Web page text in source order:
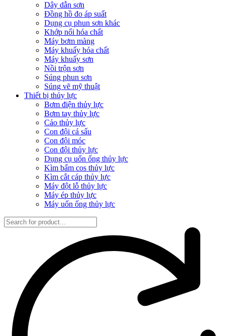
Dây dẫn sơn
Đồng hồ đo áp suất
Dụng cụ phun sơn khác
Khớp nối hóa chất
Máy bơm màng
Máy khuấy hóa chất
Máy khuấy sơn
Nồi trộn sơn
Súng phun sơn
Súng vẽ mỹ thuật
Thiết bị thủy lực
Bơm điện thủy lực
Bơm tay thủy lực
Cảo thủy lực
Con đội cá sấu
Con đội móc
Con đội thủy lực
Dụng cụ uốn ống thủy lực
Kìm bấm cos thủy lực
Kìm cắt cáp thủy lực
Máy đột lỗ thủy lực
Máy ép thủy lực
Máy uốn ống thủy lực